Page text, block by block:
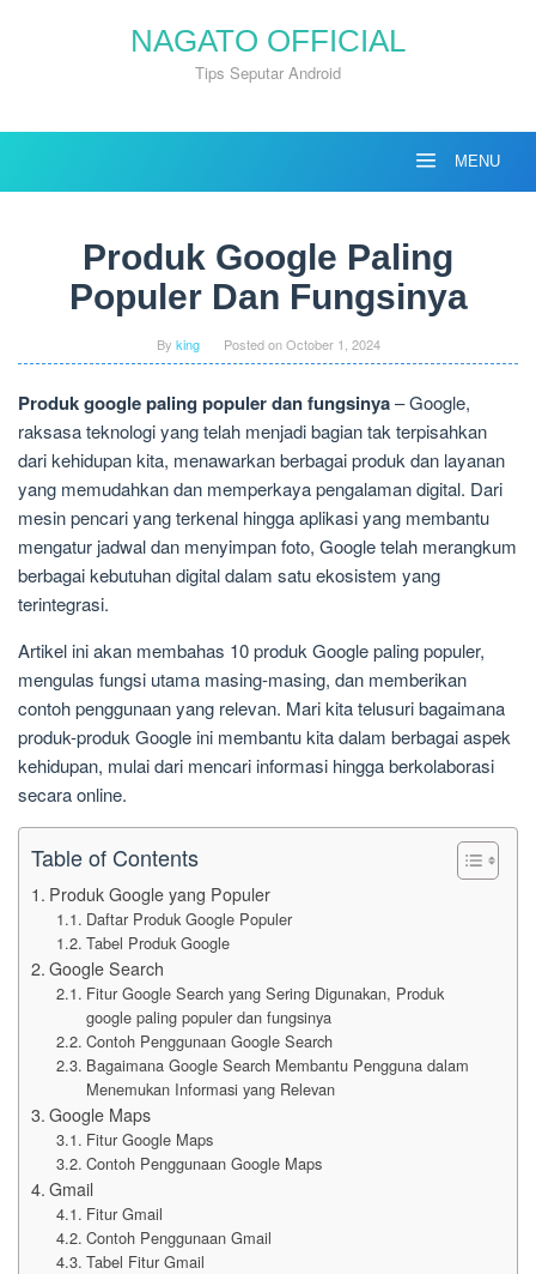
NAGATO OFFICIAL
Tips Seputar Android
MENU
Produk Google Paling
Populer Dan Fungsinya
By king Posted onOctober 1, 2024
Produk google paling populer dan fungsinya– Google,
raksasa teknologi yang telah menjadi bagian tak terpisahkan
dari kehidupan kita, menawarkan berbagai produk dan layanan
yang memudahkan dan memperkaya pengalaman digital. Dari
mesin pencari yang terkenal hingga aplikasi yang membantu
mengatur jadwal dan menyimpan foto, Google telah merangkum
berbagai kebutuhan digital dalam satu ekosistem yang
terintegrasi.
Artikel ini akan membahas 10 produk Google paling populer,
mengulas fungsi utama masing-masing, dan memberikan
contoh penggunaan yang relevan. Mari kita telusuri bagaimana
produk-produk Google ini membantu kita dalam berbagai aspek
kehidupan, mulai dari mencari informasi hingga berkolaborasi
secara online.
Table of Contents
Produk Google yang Populer
Daftar Produk Google Populer
Tabel Produk Google
Google Search
Fitur Google Search yang Sering Digunakan, Produk
google paling populer dan fungsinya
Contoh Penggunaan Google Search
Bagaimana Google Search Membantu Pengguna dalam
Menemukan Informasi yang Relevan
Google Maps
Fitur Google Maps
Contoh Penggunaan Google Maps
Gmail
Fitur Gmail
Contoh Penggunaan Gmail
Tabel Fitur Gmail